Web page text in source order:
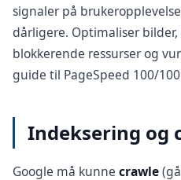
signaler på
dårligere. Optimaliser
blokkerende ressurser og
guide til PageSpeed 100/100
Indeksering og
Google må kunne crawle